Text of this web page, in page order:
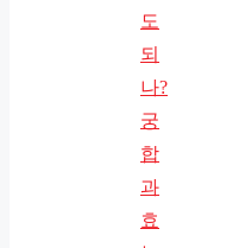
도
되
나?
궁
합
과
효